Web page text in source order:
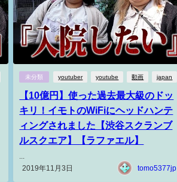
未分類 youtuber youtube 動画 japan
【10億円】使った過去最大級のドッ
キリ！イモトのWiFiにヘッドハンテ
ィングされました【渋谷スクランブ
ルスクエア】【ラファエル】
2019年11月3日
tomo5377jp